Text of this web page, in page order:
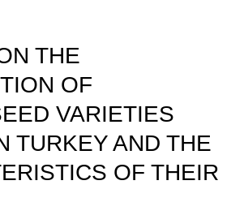
THE
OF
VARIETIES
TURKEY AND THE
OF THEIR